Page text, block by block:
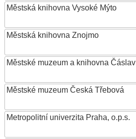
Městská knihovna Vysoké Mýto
Městská knihovna Znojmo
Městské muzeum a knihovna Čáslav
Městské muzeum Česká Třebová
Metropolitní univerzita Praha, o.p.s.